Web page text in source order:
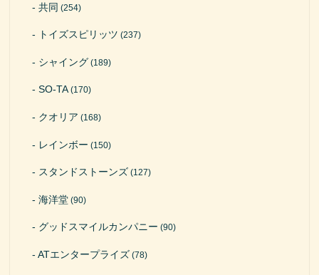
共同 (254)
トイズスピリッツ (237)
シャイング (189)
SO-TA(170)
クオリア (168)
レインボー (150)
スタンドストーンズ (127)
海洋堂 (90)
グッドスマイルカンパニー (90)
ATエンタープライズ (78)